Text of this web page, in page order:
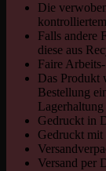
Die
Falls andere
diese aus
Faire
Das Produkt
Bestellung
Lagerhaltung
Gedruckt in
Gedruckt mit
Versand per